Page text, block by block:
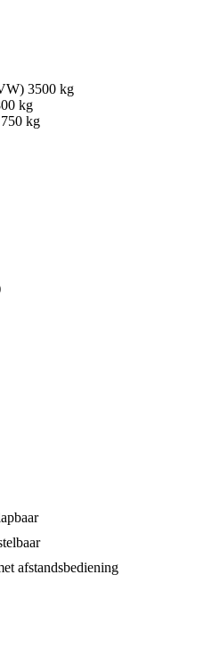
3500 kg
kg
750 kg
afstandsbediening